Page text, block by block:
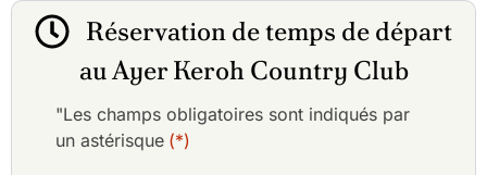
Ayer Keroh Country Club
Gemas Golf Resort
Orna Golf & Country Club
Tiara Melaka Golf & Country Club
Réservation de temps de départ
au Ayer Keroh Country Club
"Les champs obligatoires sont indiqués par
un astérisque (*)